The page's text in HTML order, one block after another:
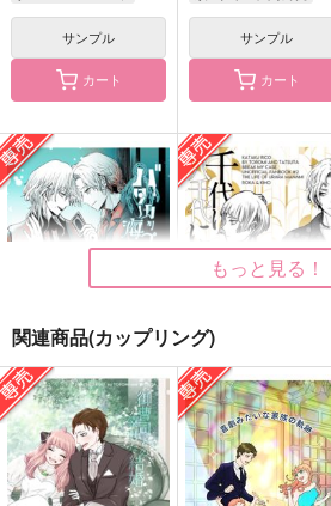
バターカップと海の月
とろみタツタ
440円（税込）
須王芦佳×在間樹帆
千代に、八千代に。
とろみタツタ
770円（税込）
麻波麗
サンプル
サンプル
カート
サンプル
カート
バターカップと海の月
とろみタツタ
セール中 専売
440円（税込）
千代に、八千代に。
とろみタツタ
セール中 専売
770円（税込）
もっと見る！
関連商品(カップリング)